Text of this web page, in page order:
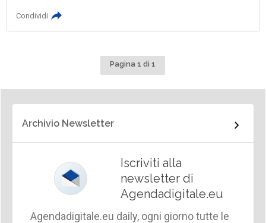
Condividi
Pagina 1 di 1
Archivio Newsletter
Iscriviti alla
newsletter di
Agendadigitale.eu
Agendadigitale.eu daily, ogni giorno tutte le